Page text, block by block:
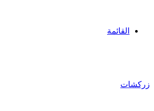
القائمة
زركشات